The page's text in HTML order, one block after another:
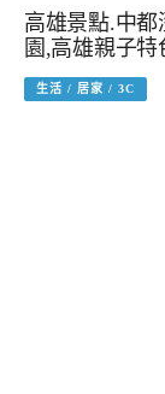
高雄景點.中
園,高雄親子
生活 / 居家 / 3C